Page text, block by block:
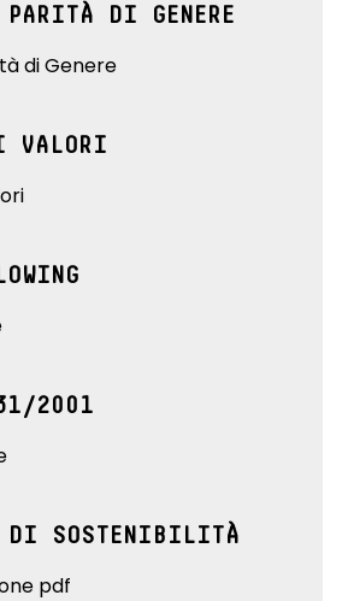
DI GENERE
di Genere
VALORI
2001
DI SOSTENIBILITÀ
pdf